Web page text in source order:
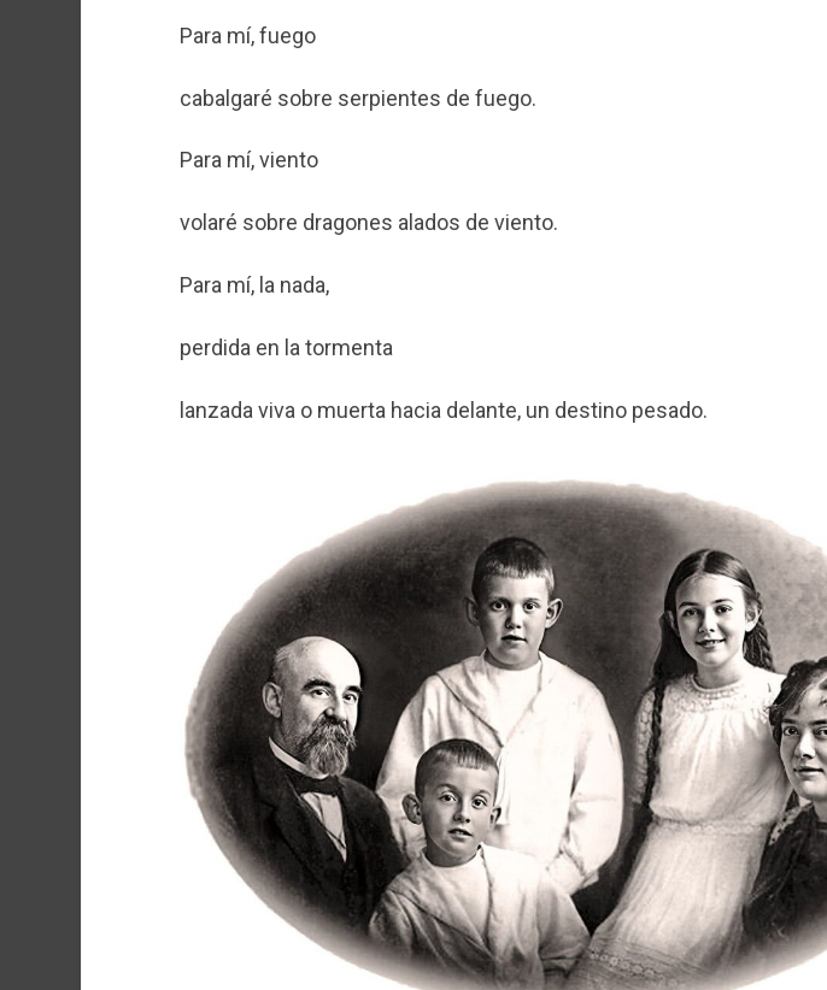
Para mí, fuego
cabalgaré sobre serpientes de fuego.
Para mí, viento
volaré sobre dragones alados de viento.
Para mí, la nada,
perdida en la tormenta
lanzada viva o muerta hacia delante, un destino pesado.